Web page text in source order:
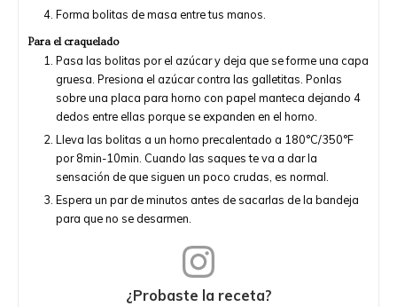
Forma bolitas de masa entre tus manos.
Para el craquelado
Pasa las bolitas por el azúcar y deja que se forme una capa
gruesa. Presiona el azúcar contra las galletitas. Ponlas
sobre una placa para horno con papel manteca dejando 4
dedos entre ellas porque se expanden en el horno.
Lleva las bolitas a un horno precalentado a 180°C/350°F
por 8min-10min. Cuando las saques te va a dar la
sensación de que siguen un poco crudas, es normal.
Espera un par de minutos antes de sacarlas de la bandeja
para que no se desarmen.
¿Probaste la receta?